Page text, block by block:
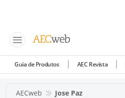
Guia de Produtos AEC Revista
AECweb Jose Paz